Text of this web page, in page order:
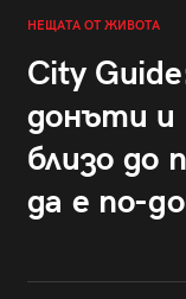
НЕЩАТА ОТ ЖИВОТА
City
донъти и
близо до
да е по-